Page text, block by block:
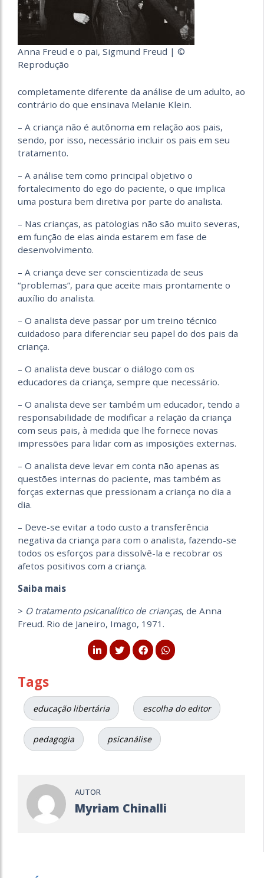
Anna Freud e o pai, Sigmund Freud | ©
Reprodução
completamente diferente da análise de um adulto, ao
contrário do que ensinava Melanie Klein.
– A criança não é autônoma em relação aos pais,
sendo, por isso, necessário incluir os pais em seu
tratamento.
– A análise tem como principal objetivo o
fortalecimento do ego do paciente, o que implica
uma postura bem diretiva por parte do analista.
– Nas crianças, as patologias não são muito severas,
em função de elas ainda estarem em fase de
desenvolvimento.
– A criança deve ser conscientizada de seus
“problemas”, para que aceite mais prontamente o
auxílio do analista.
– O analista deve passar por um treino técnico
cuidadoso para diferenciar seu papel do dos pais da
criança.
– O analista deve buscar o diálogo com os
educadores da criança, sempre que necessário.
– O analista deve ser também um educador, tendo a
responsabilidade de modificar a relação da criança
com seus pais, à medida que lhe fornece novas
impressões para lidar com as imposições externas.
– O analista deve levar em conta não apenas as
questões internas do paciente, mas também as
forças externas que pressionam a criança no dia a
dia.
– Deve-se evitar a todo custo a transferência
negativa da criança para com o analista, fazendo-se
todos os esforços para dissolvê-la e recobrar os
afetos positivos com a criança.
Saiba mais
> O tratamento psicanalítico de crianças, de Anna
Freud. Rio de Janeiro, Imago, 1971.
Tags
educação libertária escolha do editor
pedagogia psicanálise
AUTOR
Myriam Chinalli